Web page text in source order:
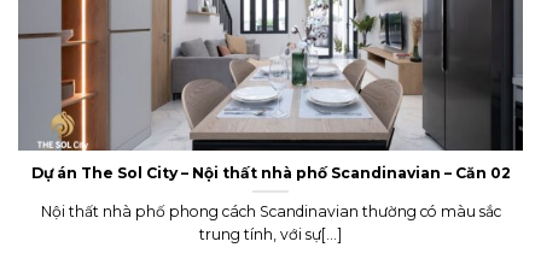
Dự án The Sol City – Nội thất nhà phố Scandinavian – Căn 02
Nội thất nhà phố phong cách Scandinavian thường có màu sắc
trung tính, với sự[...]